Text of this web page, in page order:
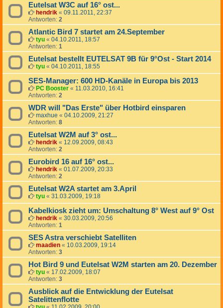
Eutelsat W3C auf 16° ost...
hendrik « 09.11.2011, 22:37
Antworten: 2
Atlantic Bird 7 startet am 24.September
tyu « 04.10.2011, 18:57
Antworten: 1
Eutelsat bestellt EUTELSAT 9B für 9°Ost - Start 2014
tyu « 04.10.2011, 18:55
SES-Manager: 600 HD-Kanäle in Europa bis 2013
PC Booster « 11.03.2010, 16:41
Antworten: 2
WDR will "Das Erste" über Hotbird einsparen
maxhue « 04.10.2009, 21:27
Antworten: 8
Eutelsat W2M auf 3° ost...
hendrik « 12.09.2009, 08:43
Antworten: 2
Eurobird 16 auf 16° ost...
hendrik « 01.07.2009, 20:33
Antworten: 2
Eutelsat W2A startet am 3.April
tyu « 31.03.2009, 19:18
Kabelkiosk zieht um: Umschaltung 8° West auf 9° Ost
hendrik « 30.03.2009, 20:56
Antworten: 1
SES Astra verschiebt Satelliten
maadien « 10.03.2009, 19:14
Antworten: 3
Hot Bird 9 und Eutelsat W2M starten am 20. Dezember
tyu « 17.02.2009, 18:07
Antworten: 3
Ausblick auf die Entwicklung der Eutelsat
Satelittenflotte